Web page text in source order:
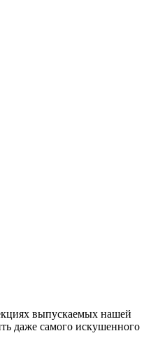
выпускаемых нашей
даже самого искушенного